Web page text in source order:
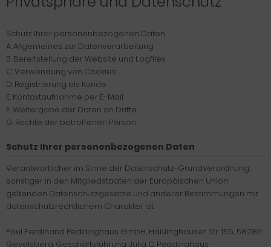
Schutz Ihrer personenbezogenen Daten
A. Allgemeines zur Datenverarbeitung
B. Bereitstellung der Website und Logfiles
C. Verwendung von Cookies
D. Registrierung als Kunde
E. Kontaktaufnahme per E-Mail
F. Weitergabe der Daten an Dritte
G. Rechte der betroffenen Person
Schutz Ihrer personenbezogenen Daten
Verantwortlicher im Sinne der Datenschutz-Grundverordnung,
sonstiger in den Mitgliedstaaten der Europäischen Union
geltenden Datenschutzgesetze und anderer Bestimmungen mit
datenschutzrechtlichem Charakter ist:
Paul Ferdinand Peddinghaus GmbH, Haßlinghauser Str. 156, 58285
Gevelsberg. Geschäftsführung: Julia C. Peddinghaus